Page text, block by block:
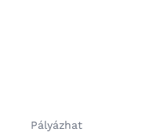
Pályázhat